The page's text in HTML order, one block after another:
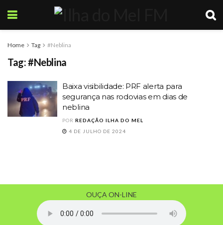
Home Tag #Neblina
Tag:#Neblina
Baixa visibilidade: PRF alerta para
segurança nas rodovias em dias de
neblina
POR REDAÇÃO ILHA DO MEL
4 DE JULHO DE 2024
OUÇA ON-LINE